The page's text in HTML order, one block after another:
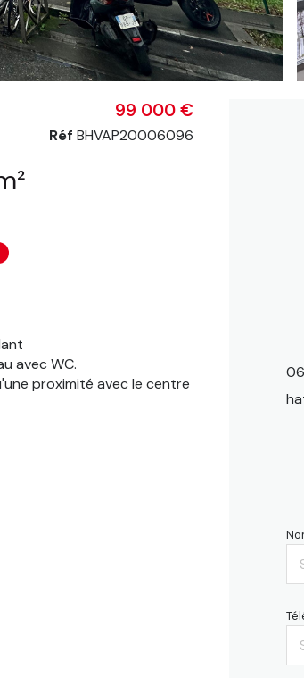
1 pièce(s) 19.2 m²
99 000 €
Réf BHVAP20006096
avec WC.
proximité avec le centre